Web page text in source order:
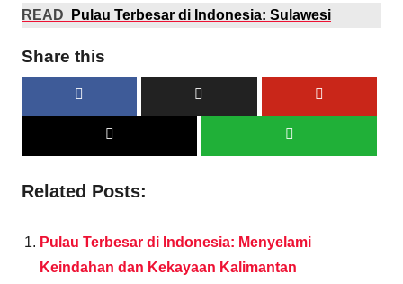
READ Pulau Terbesar di Indonesia: Sulawesi
Share this
Related Posts:
Pulau Terbesar di Indonesia: Menyelami
Keindahan dan Kekayaan Kalimantan